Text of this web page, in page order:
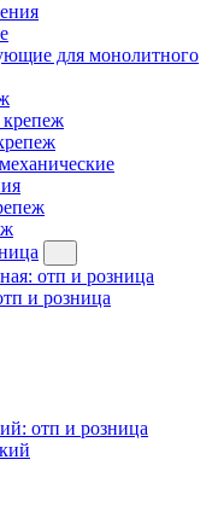
для монолитного
отп и розница
и розница
отп и розница